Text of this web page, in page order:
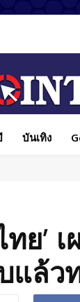
นหมอได้ทั้งหมด
บันเทิง
ย’ เ
แล้ว